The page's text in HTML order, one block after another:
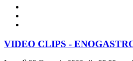
VIDEO CLIPS -